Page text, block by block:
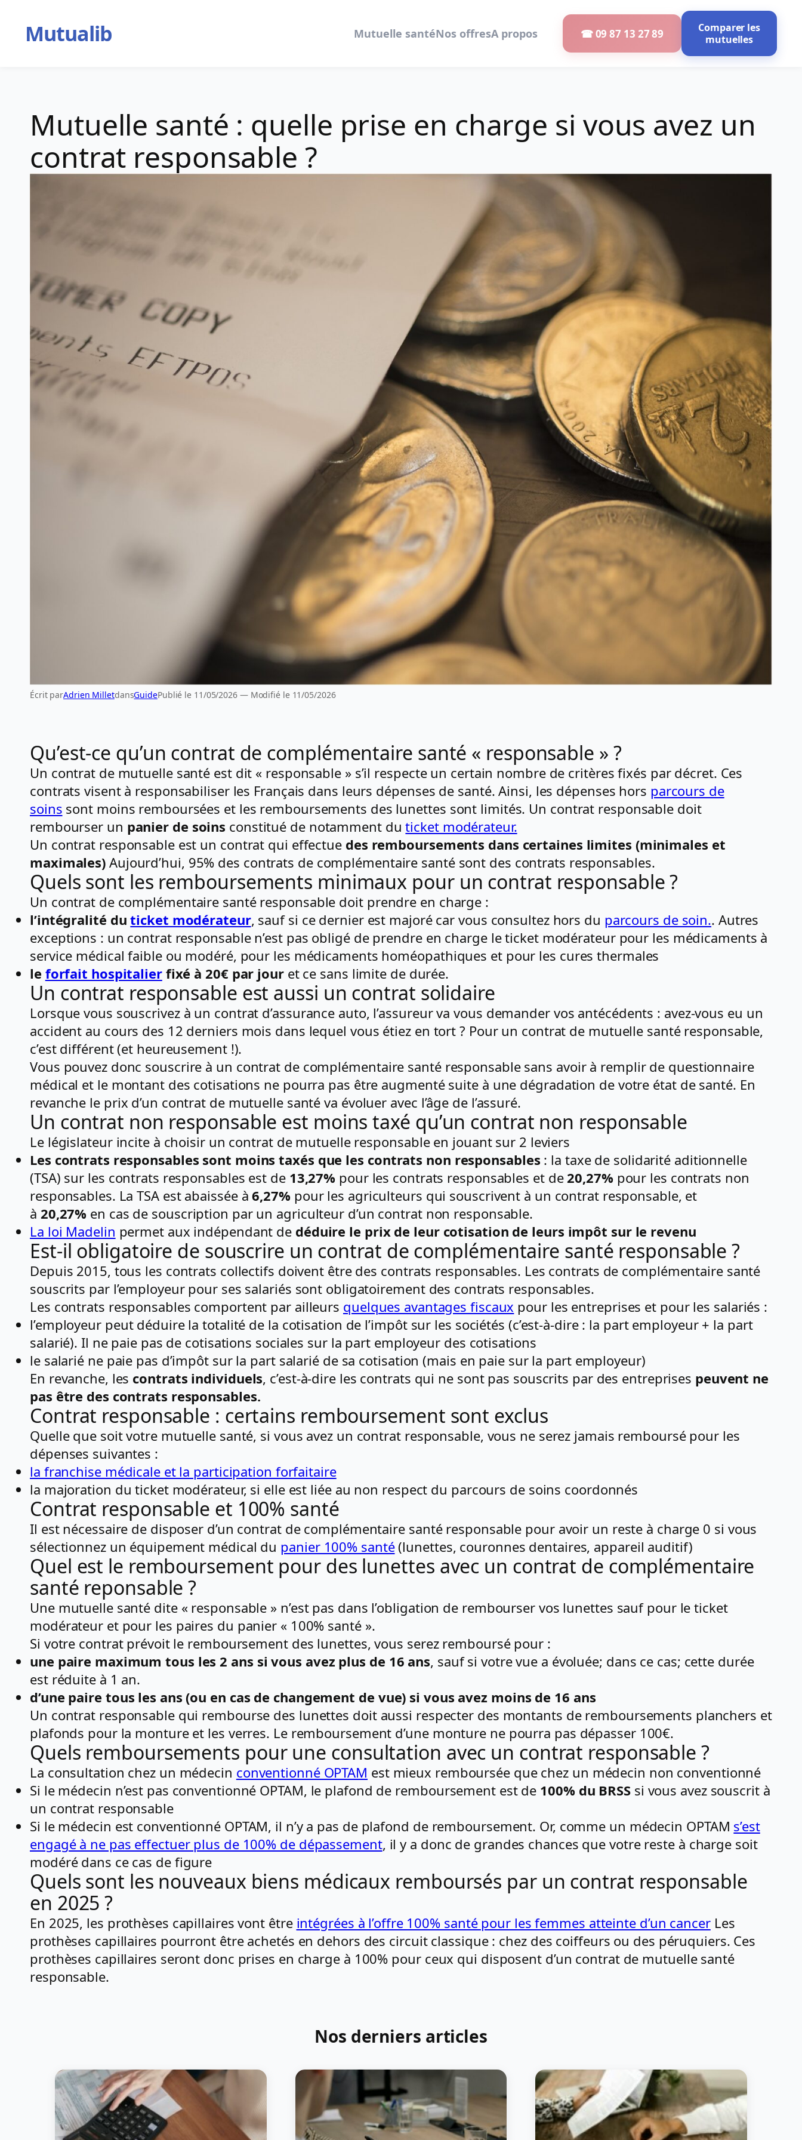
contenuMutualib Mutuelle santéNos offresA propos ☎ 09 87 13 27 89
Comparer les
mutuelles
Mutuelle santé : quelle prise en charge si vous avez un
contrat responsable ?
Écrit parAdrien MilletdansGuidePublié le 11/05/2026 — Modifié le 11/05/2026
Qu’est-ce qu’un contrat de complémentaire santé « responsable » ?
Un contrat de mutuelle santé est dit « responsable » s’il respecte un certain nombre de critères fixés par décret. Ces
contrats visent à responsabiliser les Français dans leurs dépenses de santé. Ainsi, les dépenses hors parcours de
soins sont moins remboursées et les remboursements des lunettes sont limités. Un contrat responsable doit
rembourser un panier de soins constitué de notamment duticket modérateur.
Un contrat responsable est un contrat qui effectue des remboursements dans certaines limites (minimales et
maximales) Aujourd’hui, 95% des contrats de complémentaire santé sont des contrats responsables.
Quels sont les remboursements minimaux pour un contrat responsable ?
Un contrat de complémentaire santé responsable doit prendre en charge :
l’intégralité duticket modérateur, sauf si ce dernier est majoré car vous consultez hors du parcours de soin.. Autres
exceptions : un contrat responsable n’est pas obligé de prendre en charge le ticket modérateur pour les médicaments à
service médical faible ou modéré, pour les médicaments homéopathiques et pour les cures thermales
le forfait hospitalierfixé à 20€ par jouret ce sans limite de durée.
Un contrat responsable est aussi un contrat solidaire
Lorsque vous souscrivez à un contrat d’assurance auto, l’assureur va vous demander vos antécédents : avez-vous eu un
accident au cours des 12 derniers mois dans lequel vous étiez en tort ? Pour un contrat de mutuelle santé responsable,
c’est différent (et heureusement !).
Vous pouvez donc souscrire à un contrat de complémentaire santé responsable sans avoir à remplir de questionnaire
médical et le montant des cotisations ne pourra pas être augmenté suite à une dégradation de votre état de santé. En
revanche le prix d’un contrat de mutuelle santé va évoluer avec l’âge de l’assuré.
Un contrat non responsable est moins taxé qu’un contrat non responsable
Le législateur incite à choisir un contrat de mutuelle responsable en jouant sur 2 leviers
Les contrats responsables sont moins taxés que les contrats non responsables : la taxe de solidarité aditionnelle
(TSA) sur les contrats responsables est de 13,27% pour les contrats responsables et de20,27%pour les contrats non
responsables. La TSA est abaissée à6,27%pour les agriculteurs qui souscrivent à un contrat responsable, et
à 20,27% en cas de souscription par un agriculteur d’un contrat non responsable.
La loi Madelin permet aux indépendant de déduire le prix de leur cotisation de leurs impôt sur le revenu
Est-il obligatoire de souscrire un contrat de complémentaire santé responsable ?
Depuis 2015, tous les contrats collectifs doivent être des contrats responsables. Les contrats de complémentaire santé
souscrits par l’employeur pour ses salariés sont obligatoirement des contrats responsables.
Les contrats responsables comportent par ailleurs quelques avantages fiscaux pour les entreprises et pour les salariés :
l’employeur peut déduire la totalité de la cotisation de l’impôt sur les sociétés (c’est-à-dire : la part employeur + la part
salarié). Il ne paie pas de cotisations sociales sur la part employeur des cotisations
le salarié ne paie pas d’impôt sur la part salarié de sa cotisation (mais en paie sur la part employeur)
En revanche, les contrats individuels, c’est-à-dire les contrats qui ne sont pas souscrits par des entreprises peuvent ne
pas être des contrats responsables.
Contrat responsable : certains remboursement sont exclus
Quelle que soit votre mutuelle santé, si vous avez un contrat responsable, vous ne serez jamais remboursé pour les
dépenses suivantes :
la franchise médicale et la participation forfaitaire
la majoration du ticket modérateur, si elle est liée au non respect du parcours de soins coordonnés
Contrat responsable et 100% santé
Il est nécessaire de disposer d’un contrat de complémentaire santé responsable pour avoir un reste à charge 0 si vous
sélectionnez un équipement médical du panier 100% santé(lunettes, couronnes dentaires, appareil auditif)
Quel est le remboursement pour des lunettes avec un contrat de complémentaire
santé reponsable ?
Une mutuelle santé dite « responsable » n’est pas dans l’obligation de rembourser vos lunettes sauf pour le ticket
modérateur et pour les paires du panier « 100% santé ».
Si votre contrat prévoit le remboursement des lunettes, vous serez remboursé pour :
une paire maximum tous les 2 ans si vous avez plus de 16 ans, sauf si votre vue a évoluée; dans ce cas; cette durée
est réduite à 1 an.
d’une paire tous les ans (ou en cas de changement de vue) si vous avez moins de 16 ans
Un contrat responsable qui rembourse des lunettes doit aussi respecter des montants de remboursements planchers et
plafonds pour la monture et les verres. Le remboursement d’une monture ne pourra pas dépasser 100€.
Quels remboursements pour une consultation avec un contrat responsable ?
La consultation chez un médecin conventionné OPTAM est mieux remboursée que chez un médecin non conventionné
Si le médecin n’est pas conventionné OPTAM, le plafond de remboursement est de 100% du BRSSsi vous avez souscrit à
un contrat responsable
Si le médecin est conventionné OPTAM, il n’y a pas de plafond de remboursement. Or, comme un médecin OPTAM s’est
engagé à ne pas effectuer plus de 100% de dépassement, il y a donc de grandes chances que votre reste à charge soit
modéré dans ce cas de figure
Quels sont les nouveaux biens médicaux remboursés par un contrat responsable
en 2025 ?
En 2025, les prothèses capillaires vont être intégrées à l’offre 100% santé pour les femmes atteinte d’un cancerLes
prothèses capillaires pourront être achetés en dehors des circuit classique : chez des coiffeurs ou des péruquiers. Ces
prothèses capillaires seront donc prises en charge à 100% pour ceux qui disposent d’un contrat de mutuelle santé
responsable.
Nos derniers articles